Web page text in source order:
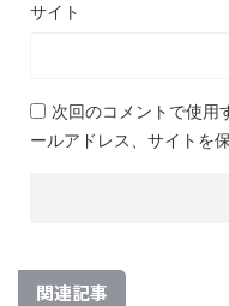
サイト
次回のコメントで使用
ールアドレス、サイトを保
関連記事